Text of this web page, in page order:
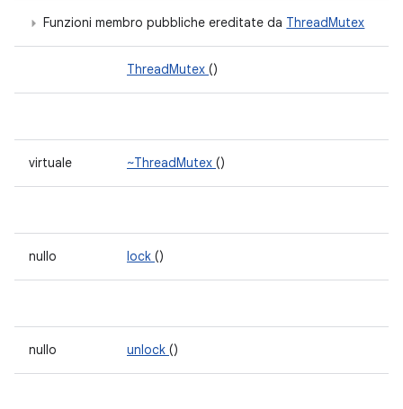
Funzioni membro pubbliche ereditate da ThreadMutex
ThreadMutex ()
virtuale ~ThreadMutex ()
nullo lock ()
nullo unlock ()